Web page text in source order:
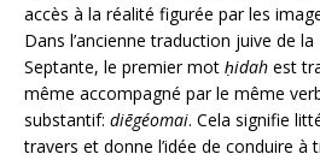
accès à la réalité figurée par les
Dans l’ancienne traduction juive de
Septante, le premier mot ḥidah est
même accompagné par le même
substantif: diēgéomai. Cela signifie
travers et donne l’idée de conduire à